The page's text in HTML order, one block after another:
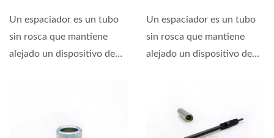
Electrólisis
Un espaciador es un tubo
sin rosca que mantiene
alejado un dispositivo de
Soporte RoHS
Un espaciador es un tubo
sin rosca que mantiene
alejado un dispositivo de